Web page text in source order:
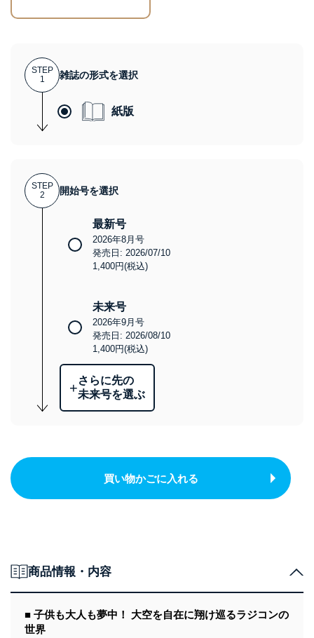
STEP
1
雑誌の形式を選択
紙版
STEP
2
開始号を選択
最新号
2026年8月号
発売日: 2026/07/10
1,400円(税込)
未来号
2026年9月号
発売日: 2026/08/10
1,400円(税込)
+さらに先の
未来号を選ぶ
買い物かごに入れる
商品情報・内容
■ 子供も大人も夢中！ 大空を自在に翔け巡るラジコンの
世界